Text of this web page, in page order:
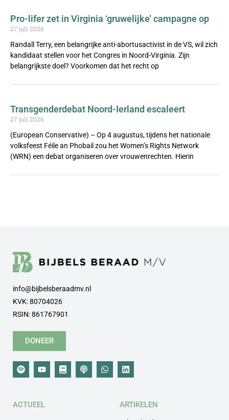
Pro-lifer zet in Virginia ‘gruwelijke’ campagne op
27 juli 2026
Randall Terry, een belangrijke anti-abortusactivist in de VS, wil zich
kandidaat stellen voor het Congres in Noord-Virginia. Zijn
belangrijkste doel? Voorkomen dat het recht op
Transgenderdebat Noord-Ierland escaleert
27 juli 2026
(European Conservative) – Op 4 augustus, tijdens het nationale
volksfeest Féile an Phobail zou het Women’s Rights Network
(WRN) een debat organiseren over vrouwenrechten. Hierin
info@bijbelsberaadmv.nl
KVK: 80704026
RSIN: 861767901
DONEER
ACTUEEL ARTIKELEN